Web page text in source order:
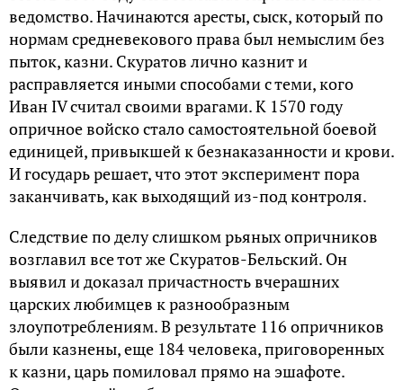
ведомство. Начинаются аресты, сыск, который по
нормам средневекового права был немыслим без
пыток, казни. Скуратов лично казнит и
расправляется иными способами с теми, кого
Иван IV считал своими врагами. К 1570 году
опричное войско стало самостоятельной боевой
единицей, привыкшей к безнаказанности и крови.
И государь решает, что этот эксперимент пора
заканчивать, как выходящий из-под контроля.
Следствие по делу слишком рьяных опричников
возглавил все тот же Скуратов-Бельский. Он
выявил и доказал причастность вчерашних
царских любимцев к разнообразным
злоупотреблениям. В результате 116 опричников
были казнены, еще 184 человека, приговоренных
к казни, царь помиловал прямо на эшафоте.